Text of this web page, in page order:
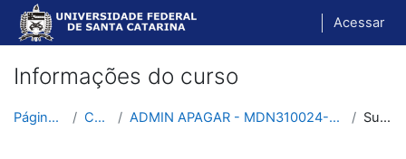
Ir para o conteúdo principal
Acessar
Informações do curso
Página inicial Cursos ADMIN APAGAR - MDN310024-41010081MP (20242) Sumário